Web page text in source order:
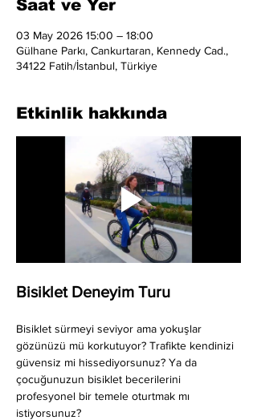
Saat ve Yer
03 May 2026 15:00 – 18:00
Gülhane Parkı, Cankurtaran, Kennedy Cad.,
34122 Fatih/İstanbul, Türkiye
Etkinlik hakkında
Bisiklet Deneyim Turu
Bisiklet sürmeyi seviyor ama yokuşlar
gözünüzü mü korkutuyor? Trafikte kendinizi
güvensiz mi hissediyorsunuz? Ya da
çocuğunuzun bisiklet becerilerini
profesyonel bir temele oturtmak mı
istiyorsunuz?